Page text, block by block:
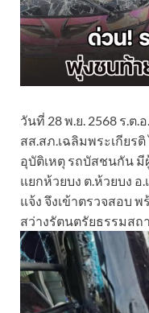
วันที่ 28 พ.ย. 2568 ร.ต.
สส.สภ.เฉลิมพระเกียร
อุบัติเหตุ รถบัสชนกัน มี
แยกห้วยบง ต.ห้วยบง อ
แจ้ง จึงเข้าตรวจสอบ
สว่างรัตนตรัยธรรมสถ